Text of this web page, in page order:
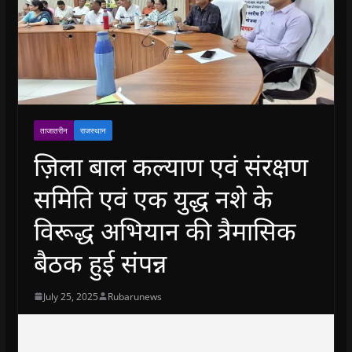
ताजातरीन राजस्थान
ज़िला बाल कल्याण एवं संरक्षण
समिति एवं एक युद्ध नशे के
विरूद्ध अभियान की त्रैमासिक
बैठक हुई संपन्न
July 25, 2025 Rubarunews